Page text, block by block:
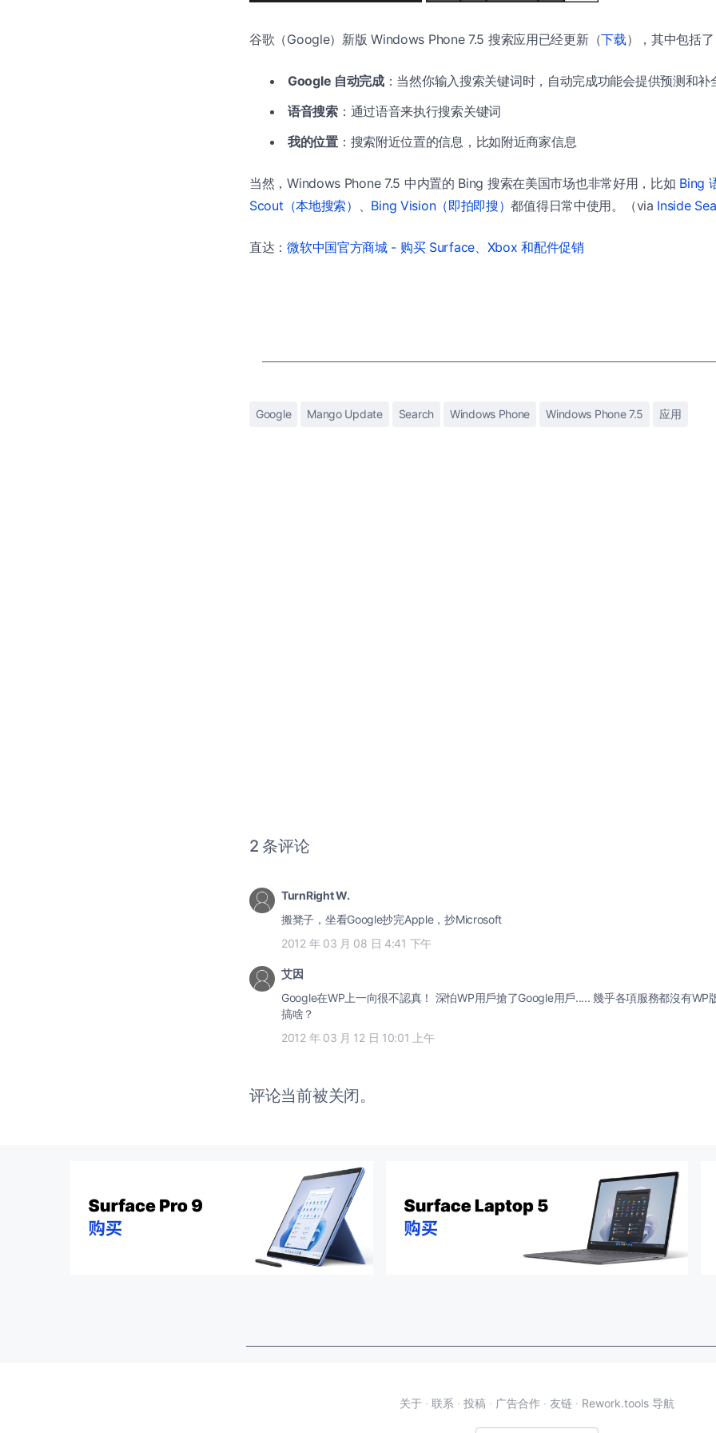
谷歌（Google）新版 Windows Phone 7.5 搜索应用已经更新（下载），其中包括
Google 自动完成：当然你输入搜索关键词时，自动完成功能会提供预测和补
语音搜索：通过语音来执行搜索关键词
我的位置：搜索附近位置的信息，比如附近商家信息
当然，Windows Phone 7.5 中内置的 Bing 搜索在美国市场也非常好用，比如 Bing
Scout（本地搜索）
Bing Vision（即拍即搜）都值得日常中使用。（via Inside
直达：微软中国官方商城 - 购买 Surface、Xbox 和配件促销
Google Mango Update Search Windows Phone Windows Phone 7.5 应用
2 条评论
TurnRight W.
搬凳子，坐看Google抄完Apple，抄Microsoft
2012 年 03 月 08 日 4:41 下午
艾因
Google在WP上一向很不認真！ 深怕WP用戶搶了Google用戶..... 幾乎各項服務都沒有WP
搞啥？
2012 年 03 月 12 日 10:01 上午
评论当前被关闭。
关于 · 联系 · 投稿 · 广告合作 · 友链 · Rework.tools 导航